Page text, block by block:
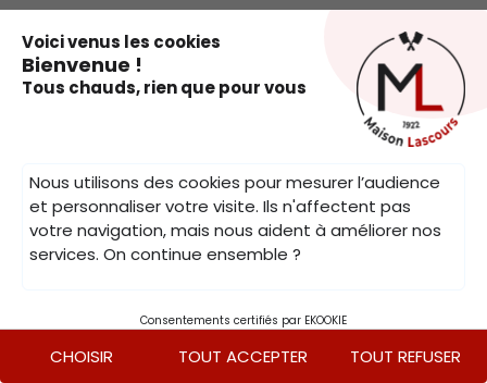
Voici venus les cookies
Bienvenue !
Tous chauds, rien que pour vous
Nous utilisons des cookies pour mesurer l’audience
et personnaliser votre visite. Ils n'affectent pas
votre navigation, mais nous aident à améliorer nos
services. On continue ensemble ?
Consentements certifiés par EKOOKIE
CHOISIR TOUT ACCEPTER TOUT REFUSER